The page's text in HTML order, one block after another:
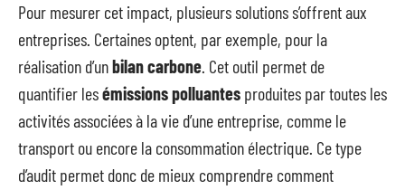
Pour mesurer cet impact, plusieurs solutions s’offrent aux
entreprises. Certaines optent, par exemple, pour la
réalisation d’unbilan carbone. Cet outil permet de
quantifier lesémissions polluantes produites par toutes les
activités associées à la vie d’une entreprise, comme le
transport ou encore la consommation électrique. Ce type
d’audit permet donc de mieux comprendre comment